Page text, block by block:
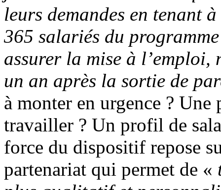
leurs demandes en tenant
365 salariés du
assurer la mise à l’emploi,
un an après la sortie de
à monter en urgence ?
travailler ? Un profil de
force du dispositif repose
partenariat qui permet de «